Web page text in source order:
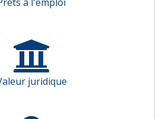
juridique